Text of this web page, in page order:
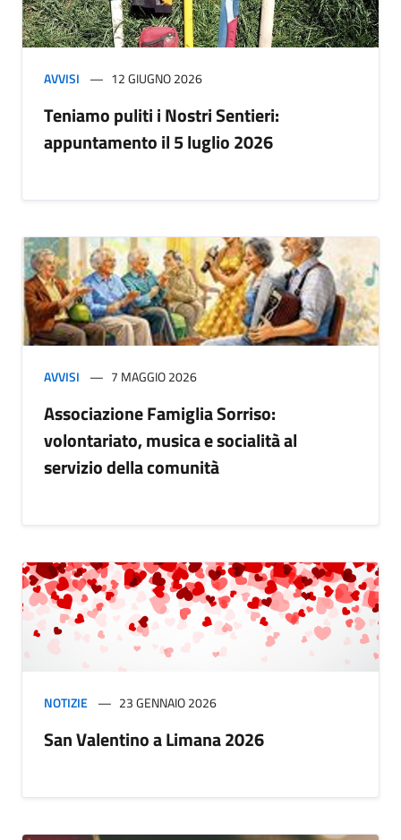
AVVISI 12 GIUGNO 2026
Teniamo puliti i Nostri Sentieri:
appuntamento il 5 luglio 2026
AVVISI 7 MAGGIO 2026
Associazione Famiglia Sorriso:
volontariato, musica e socialità al
servizio della comunità
NOTIZIE 23 GENNAIO 2026
San Valentino a Limana 2026